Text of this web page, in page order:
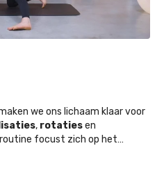
we ons lichaam klaar voor
, rotatiesen
routine focust zich op het
om je dag actief te